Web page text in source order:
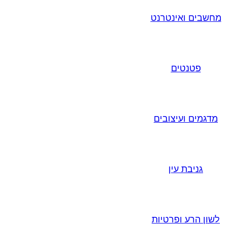
מחשבים ואינטרנט
פטנטים
מדגמים ועיצובים
גניבת עין
לשון הרע ופרטיות